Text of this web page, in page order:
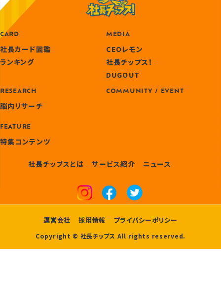
CARD
社長カード図鑑
ランキング
MEDIA
CEOレモン
社長チップス！
DUGOUT
RESEARCH
脳内リサーチ
FEATURE
特集コンテンツ
COMMUNITY / EVENT
社長チップスとは サービス紹介 ニュース
運営会社 採用情報 プライバシーポリシー
Copyright © 社長チップス All rights reserved.